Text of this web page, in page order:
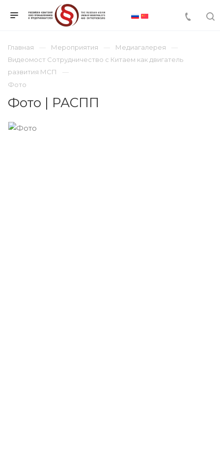
Главная Мероприятия
Медиагалерея
Видеомост Сотрудничество с Китаем как двигатель
развития МСП
Фото
Фото | РАСПП